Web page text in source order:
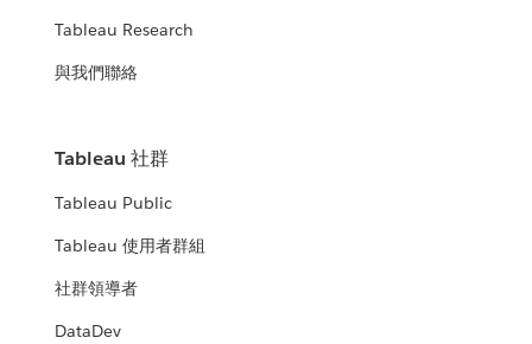
Tableau Research
與我們聯絡
Tableau 社群
Tableau Public
Tableau 使用者群組
社群領導者
DataDev